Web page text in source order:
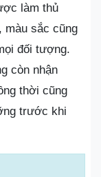
làm thủ
màu sắc cũng
đối tượng.
còn nhận
thời cũng
trước khi